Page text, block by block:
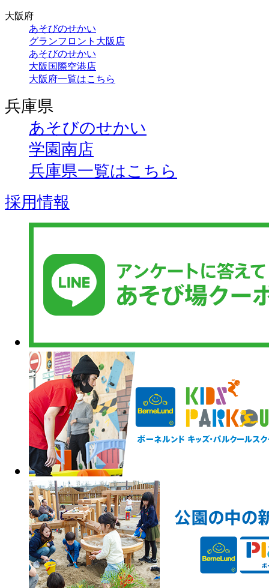
大阪府
あそびのせかい
グランフロント大阪店
あそびのせかい
大阪国際空港店
大阪府一覧はこちら
兵庫県
あそびのせかい
学園南店
兵庫県一覧はこちら
採用情報